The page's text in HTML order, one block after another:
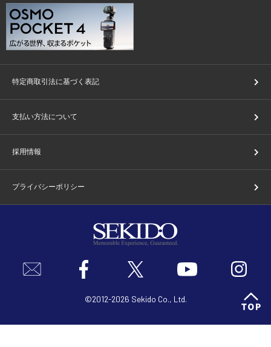
特定商取引法に基づく表記
支払い方法について
採用情報
プライバシーポリシー
©2012-2026 Sekido Co., Ltd.